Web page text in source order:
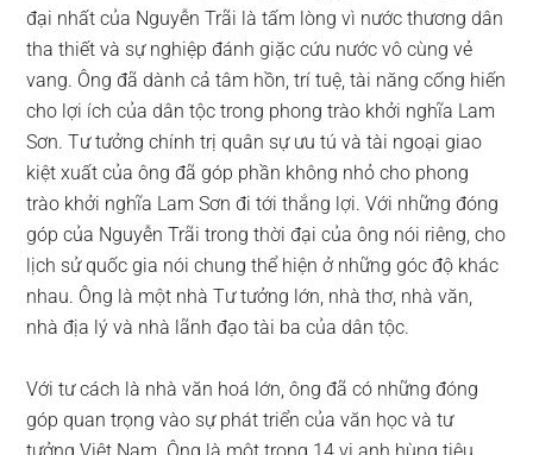
đại nhất của Nguyễn Trãi là tấm lòng vì nước thương dân
tha thiết và sự nghiệp đánh giặc cứu nước vô cùng vẻ
vang. Ông đã dành cả tâm hồn, trí tuệ, tài năng cống hiến
cho lợi ích của dân tộc trong phong trào khởi nghĩa Lam
Sơn. Tư tưởng chính trị quân sự ưu tú và tài ngoại giao
kiệt xuất của ông đã góp phần không nhỏ cho phong
trào khởi nghĩa Lam Sơn đi tới thắng lợi. Với những đóng
góp của Nguyễn Trãi trong thời đại của ông nói riêng, cho
lịch sử quốc gia nói chung thể hiện ở những góc độ khác
nhau. Ông là một nhà Tư tưởng lớn, nhà thơ, nhà văn,
nhà địa lý và nhà lãnh đạo tài ba của dân tộc.
Với tư cách là nhà văn hoá lớn, ông đã có những đóng
góp quan trọng vào sự phát triển của văn học và tư
tưởng Việt Nam. Ông là một trong 14 vị anh hùng tiêu